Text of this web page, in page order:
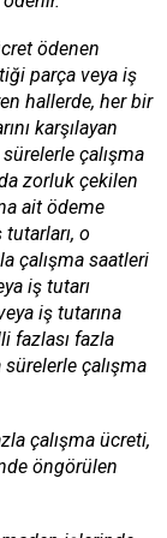
ödenen
parça veya iş
hallerde, her bir
karşılayan
çalışma
zorluk çekilen
ait ödeme
o
çalışma saatleri
iş tutarı
iş tutarına
fazlası fazla
çalışma
çalışma ücreti,
öngörülen